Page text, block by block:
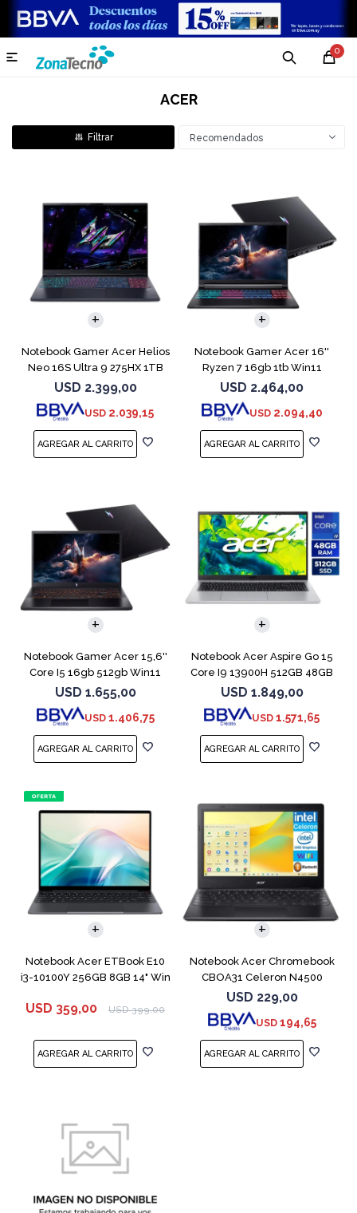
0

ACER
Recomendados
Notebook Gamer Acer Helios
Neo 16S Ultra 9 275HX 1TB
5060
USD 2.399,00
USD 2.039,15
Notebook Gamer Acer 16''
Ryzen 7 16gb 1tb Win11
Rtx5070
USD 2.464,00
USD 2.094,40
COMPARAR
Notebook Gamer Acer 15,6''
Core I5 16gb 512gb Win11
Rtx5050
USD 1.655,00
USD 1.406,75
COMPARAR
Notebook Acer Aspire Go 15
Core I9 13900H 512GB 48GB
15.6"
USD 1.849,00
USD 1.571,65
COMPARAR
Notebook Acer ETBook E10
i3-10100Y 256GB 8GB 14" Win
USD 359,00 USD 399,00
COMPARAR
Notebook Acer Chromebook
CBOA31 Celeron N4500
64GB 4GB 11.6"
USD 229,00
USD 194,65
COMPARAR